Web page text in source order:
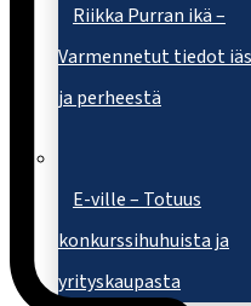
Riikka Purran ikä –
Varmennetut tiedot
ja perheestä
E-ville – Totuus
konkurssihuhuista ja
yrityskaupasta